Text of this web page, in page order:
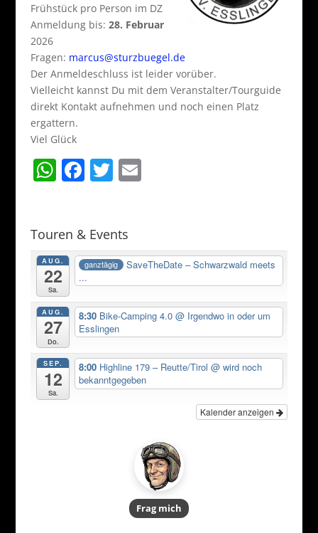
Frühstück pro Person im DZ
Anmeldung bis: 28. Februar
2026
Fragen: marcus@sturzbuegel.de
Der Anmeldeschluss ist leider vorüber.
Vielleicht kannst Du mit dem Veranstalter/Tourguide
direkt Kontakt aufnehmen und noch einen Platz
ergattern.
Viel Glück
W
h
s
A
p
p
F
a
e
b
o
o
k
T
w
er
E
Touren & Events
AUG.
22
Sa.
ganztägig
SaveTheDate – Schwarzwald meets
...
AUG.
27
Do.
8:30 Bike-Camping 4.0@ Irgendwo in oder um
Esslingen
SEP.
12
Sa.
8:00 Highline 179 – Reutte/Tirol@ wird noch
bekanntgegeben
Kalender anzeigen
Frag mich